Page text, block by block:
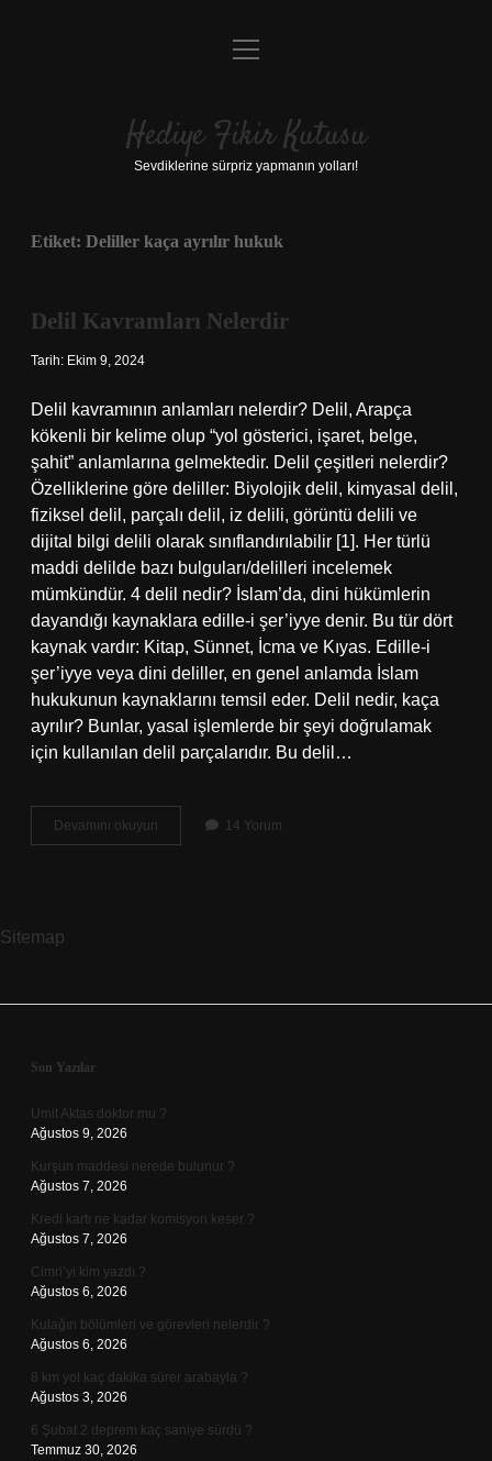
Anasayfa
Yasal Uyarı
menüyü
Hediye Fikir Kutusu
Sevdiklerine sürpriz yapmanın yolları!
Etiket: Deliller kaça ayrılır hukuk
Delil Kavramları Nelerdir
Tarih: Ekim 9, 2024
Delil kavramının anlamları nelerdir? Delil, Arapça
kökenli bir kelime olup “yol gösterici, işaret, belge,
şahit” anlamlarına gelmektedir. Delil çeşitleri nelerdir?
Özelliklerine göre deliller: Biyolojik delil, kimyasal delil,
fiziksel delil, parçalı delil, iz delili, görüntü delili ve
dijital bilgi delili olarak sınıflandırılabilir [1]. Her türlü
maddi delilde bazı bulguları/delilleri incelemek
mümkündür. 4 delil nedir? İslam’da, dini hükümlerin
dayandığı kaynaklara edille-i şer’iyye denir. Bu tür dört
kaynak vardır: Kitap, Sünnet, İcma ve Kıyas. Edille-i
şer’iyye veya dini deliller, en genel anlamda İslam
hukukunun kaynaklarını temsil eder. Delil nedir, kaça
ayrılır? Bunlar, yasal işlemlerde bir şeyi doğrulamak
için kullanılan delil parçalarıdır. Bu delil…
Devamını okuyun
Kavramları
14 Yorum
Sitemap
Sidebar
Son Yazılar
Umit Aktas doktor mu ?
Ağustos 9, 2026
Kurşun maddesi nerede bulunur ?
Ağustos 7, 2026
Kredi kartı ne kadar komisyon keser ?
Ağustos 7, 2026
Cimri’yi kim yazdı ?
Ağustos 6, 2026
Kulağın bölümleri ve görevleri nelerdir ?
Ağustos 6, 2026
8 km yol kaç dakika sürer arabayla ?
Ağustos 3, 2026
6 Şubat 2 deprem kaç saniye sürdü ?
Temmuz 30, 2026